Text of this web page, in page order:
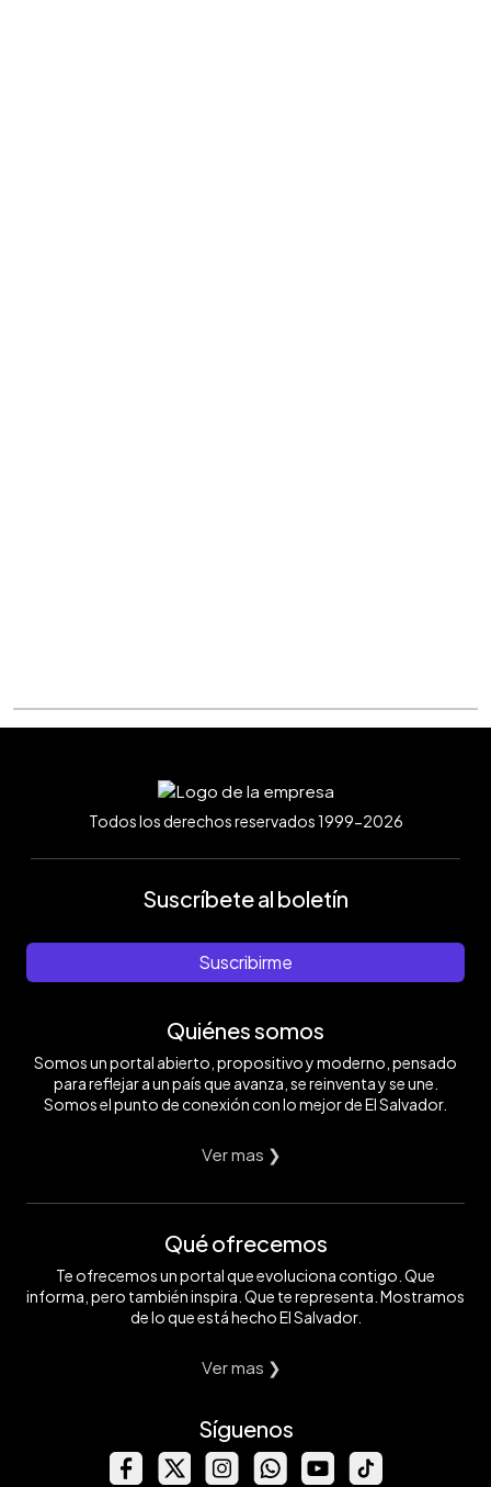
Todos los derechos reservados 1999-2026
Suscríbete al boletín
Suscribirme
Quiénes somos
Somos un portal abierto, propositivo y moderno, pensado
para reflejar a un país que avanza, se reinventa y se une.
Somos el punto de conexión con lo mejor de El Salvador.
Ver mas ❯
Qué ofrecemos
Te ofrecemos un portal que evoluciona contigo. Que
informa, pero también inspira. Que te representa. Mostramos
de lo que está hecho El Salvador.
Ver mas ❯
Síguenos